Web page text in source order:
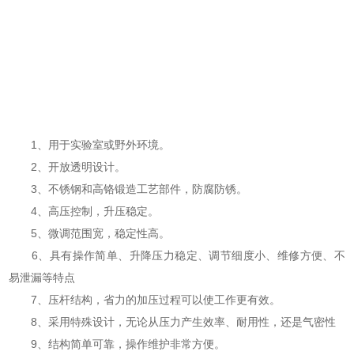
1、用于实验室或野外环境。
2、开放透明设计。
3、不锈钢和高铬锻造工艺部件，防腐防锈。
4、高压控制，升压稳定。
5、微调范围宽，稳定性高。
6、具有操作简单、升降压力稳定、调节细度小、维修方便、不
易泄漏等特点
7、压杆结构，省力的加压过程可以使工作更有效。
8、采用特殊设计，无论从压力产生效率、耐用性，还是气密性
9、结构简单可靠，操作维护非常方便。